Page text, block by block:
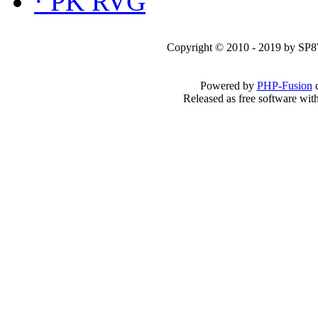
Copyright © 2010 - 2019 by
Powered by PHP-Fusion
Released as free software